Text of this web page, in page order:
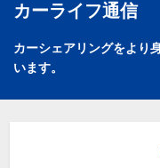
カーライフ通信
カーシェアリングをより
います。